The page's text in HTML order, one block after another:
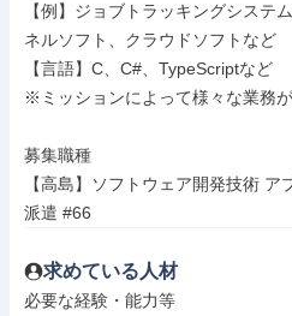
【例】ジョブトラッキングシステ
ネルソフト、クラウドソフトなど
【言語】C、C#、TypeScriptなど
※ミッションによって様々な業務
募集職種
【高島】ソフトウェア開発技術
派遣 #66
求めている人材
必要な経験・能力等